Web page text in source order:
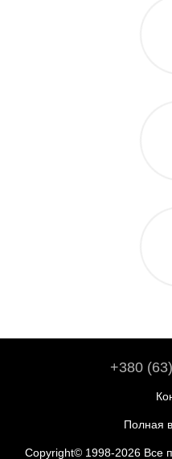
+380
Полная
Copyright© 1998-2026 Все